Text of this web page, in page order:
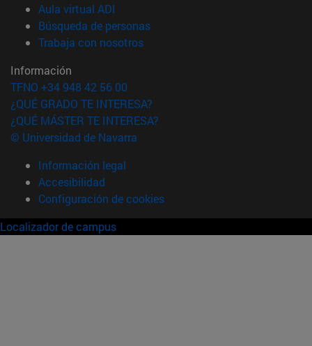
Aula virtual ADI
Búsqueda de personas(abre en nueva ventana)
Trabaja con nosotros(abre en nueva ventana)
Información
TFNO +34 948 42 56 00
¿QUÉ GRADO TE INTERESA?
¿QUÉ MÁSTER TE INTERESA?
© Universidad de Navarra
Información legal
Accesibilidad
Configuración de cookies
Localizador de campus